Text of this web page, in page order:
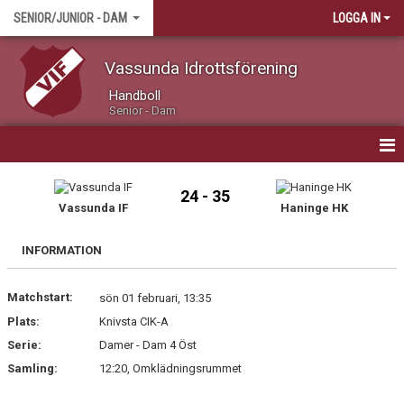
SENIOR/JUNIOR - DAM LOGGA IN
Vassunda Idrottsförening
Handboll
Senior - Dam
KALENDER
MATCHER
TRUPPEN / KONTAKT
BILDGALLERI
Vassunda IF
24 - 35
Haninge HK
INFORMATION
Matchstart:
sön 01 februari, 13:35
Plats:
Knivsta CIK-A
Serie:
Damer - Dam 4 Öst
Samling:
12:20, Omklädningsrummet